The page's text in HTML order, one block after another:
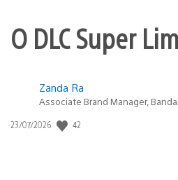
O DLC Super
Zanda Ra
Associate Brand Manager,
Data
23/07/2026 42